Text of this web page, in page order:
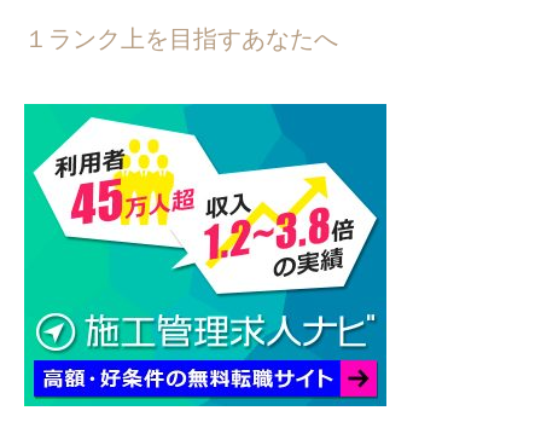
１ランク上を目指すあなたへ